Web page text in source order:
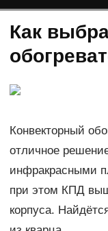
Как
Конвекторный
отличное
инфракрасными
при этом КПД
корпуса.